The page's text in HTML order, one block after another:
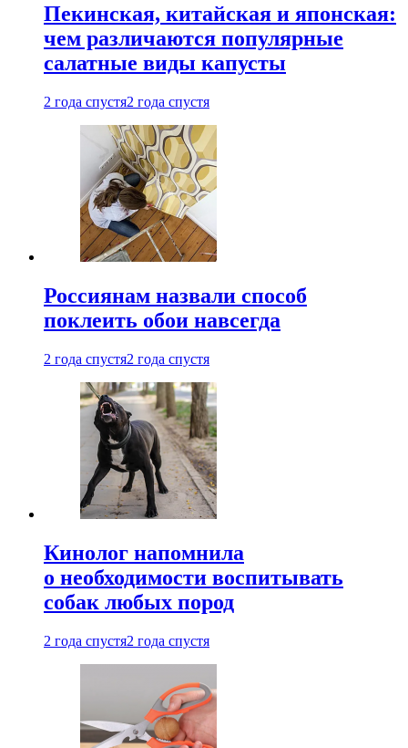
Пекинская, китайская и японская:
чем различаются популярные
салатные виды капусты
2 года спустя2 года спустя
Россиянам назвали способ
поклеить обои навсегда
2 года спустя2 года спустя
Кинолог напомнила
о необходимости воспитывать
собак любых пород
2 года спустя2 года спустя